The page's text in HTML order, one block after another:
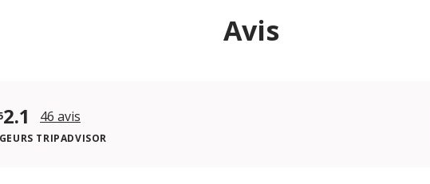
Avis
2.1 46 avis
TRIPADVISOR